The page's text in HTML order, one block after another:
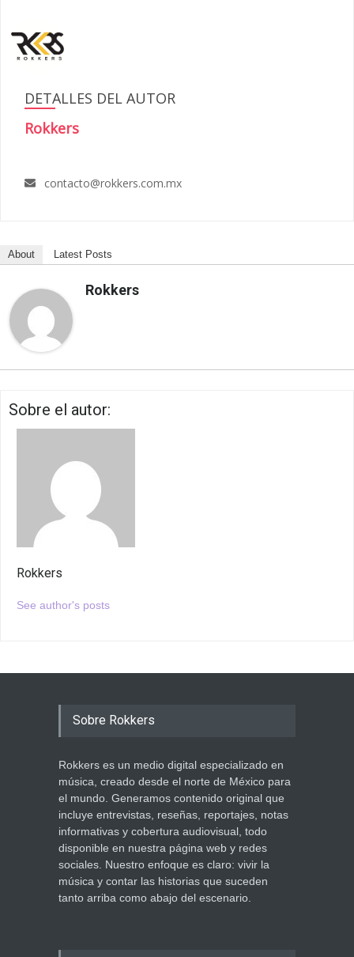
DETALLES DEL AUTOR
Rokkers
contacto@rokkers.com.mx
About Latest Posts
Rokkers
Sobre el autor:
Rokkers
See author's posts
Sobre Rokkers
Rokkers es un medio digital especializado en
música, creado desde el norte de México para
el mundo. Generamos contenido original que
incluye entrevistas, reseñas, reportajes, notas
informativas y cobertura audiovisual, todo
disponible en nuestra página web y redes
sociales. Nuestro enfoque es claro: vivir la
música y contar las historias que suceden
tanto arriba como abajo del escenario.